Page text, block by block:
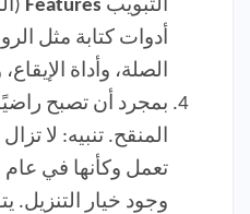
التبويب Features
أدوات كتابة مثل
الصلة، وأداة
بمجرد أن تصبح
وجود خيار التنزيل.